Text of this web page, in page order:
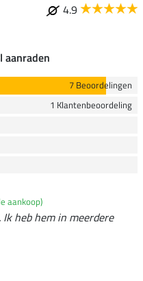
4.9
aanraden
7 Beoordelingen
1 Klantenbeoordeling
aankoop)
heb hem in meerdere